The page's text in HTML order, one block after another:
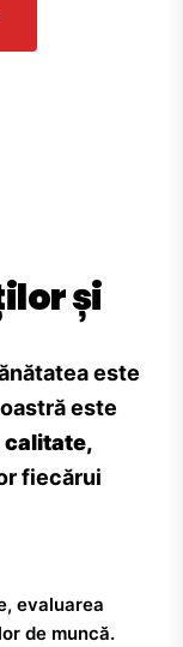
și
este
este
calitate,
fiecărui
evaluarea
de muncă.